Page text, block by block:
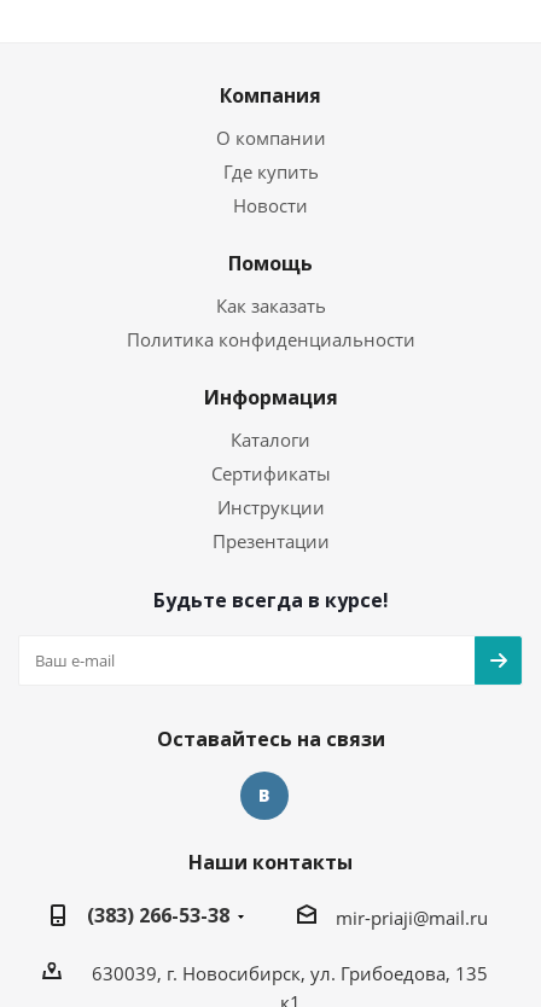
Компания
О компании
Где купить
Новости
Помощь
Как заказать
Политика конфиденциальности
Информация
Каталоги
Сертификаты
Инструкции
Презентации
Будьте всегда в курсе!
Оставайтесь на связи
Наши контакты
(383) 266-53-38
mir-priaji@mail.ru
630039, г. Новосибирск, ул. Грибоедова, 135
к1